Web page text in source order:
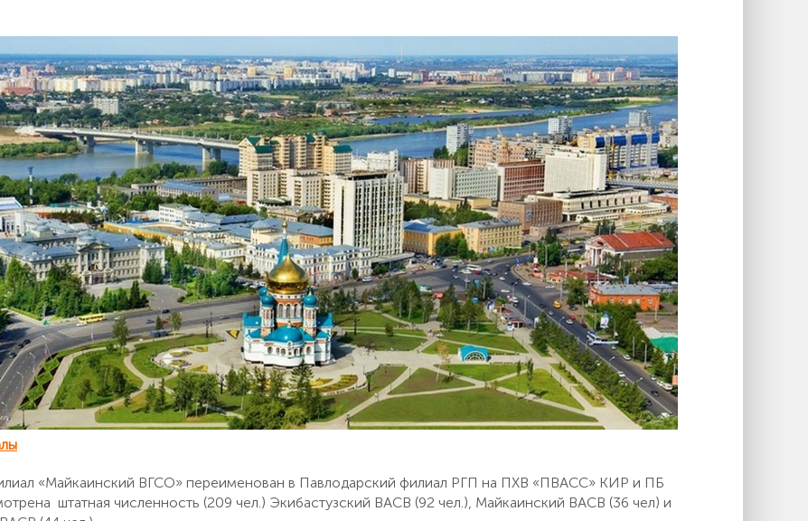
«Майкаинский ВГСО» переименован в Павлодарский филиал РГП на ПХВ «ПВАСС» КИР и ПБ
штатная численность (209 чел.) Экибастузский ВАСВ (92 чел.), Майкаинский ВАСВ (36 чел) и